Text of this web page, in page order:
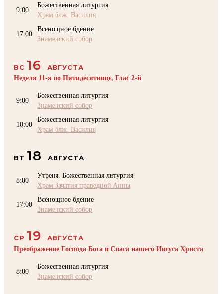
9:00
Божественная литургия
Храм блж. Василия
17:00
Всенощное бдение
Знаменский собор
ВС 16
АВГУСТА
Неделя 11-я по Пятидесятнице, Глас 2-й
9:00
Божественная литургия
Знаменский собор
10:00
Божественная литургия
Храм блж. Василия
ВТ 18 АВГУСТА
8:00
Утреня. Божественная литургия
Храм Зачатия праведной Анны
17:00
Всенощное бдение
Знаменский собор
СР 19
АВГУСТА
Преображение Господа Бога и Спаса нашего Иисуса Христа
8:00
Божественная литургия
Знаменский собор